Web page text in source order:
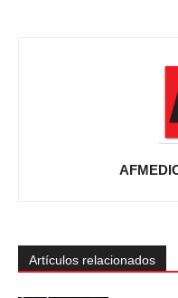
Artículos relacionados